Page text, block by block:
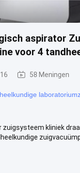
aspirator
voor 4
58 Meningen
kliniek